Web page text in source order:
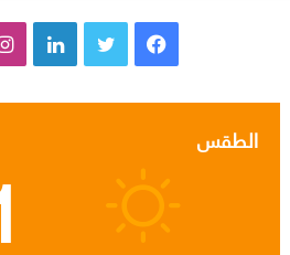
المظلمالدخول
ف
ب
و
الطقس